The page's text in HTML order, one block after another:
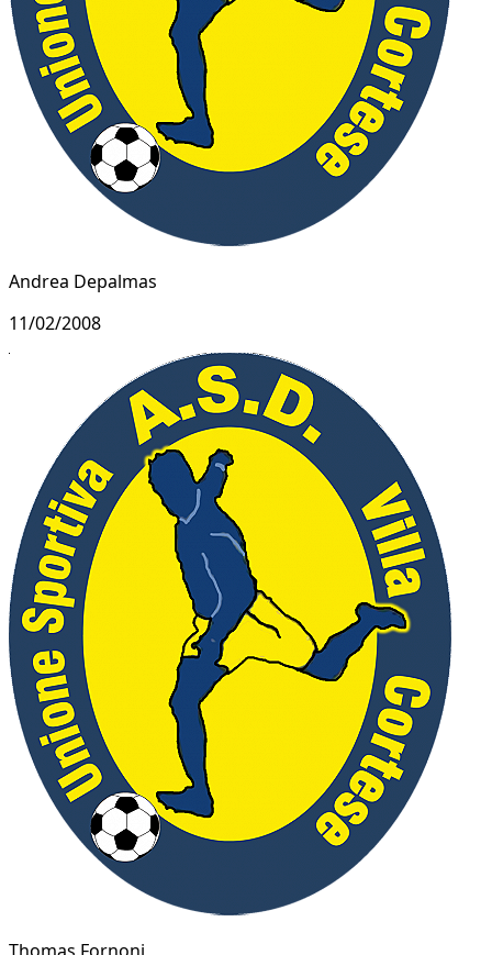
Andrea Depalmas
11/02/2008